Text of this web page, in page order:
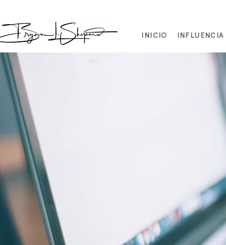
INICIO INFLUENCIA